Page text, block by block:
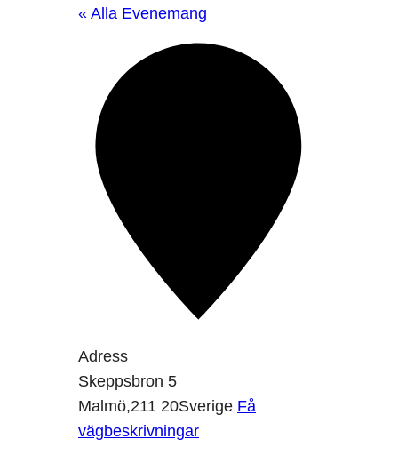
« Alla Evenemang
Adress
Skeppsbron 5
Malmö,211 20Sverige Få
vägbeskrivningar